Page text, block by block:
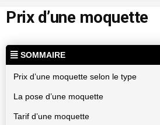
Prix d’une moquette
SOMMAIRE
Prix d’une moquette selon le type
La pose d’une moquette
Tarif d’une moquette